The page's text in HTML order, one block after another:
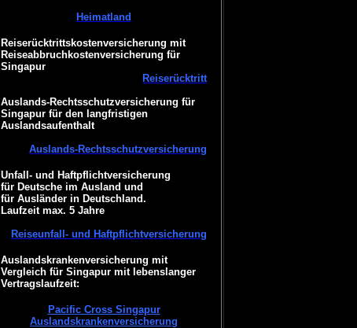
Heimatland
Reiserücktrittskostenversicherung mit
Reiseabbruchkostenversicherung für
Singapur
Reiserücktritt
Auslands-Rechtsschutzversicherung für
Singapur für den langfristigen
Auslandsaufenthalt
Auslands-Rechtsschutzversicherung
Unfall- und Haftpflichtversicherung
für Deutsche im Ausland und
für Ausländer in Deutschland.
Laufzeit max. 5 Jahre
Reiseunfall- und Haftpflichtversicherung
Auslandskrankenversicherung mit
Vergleich für Singapur mit lebenslanger
Vertragslaufzeit:
Pacific Cross Singapur
Auslandskrankenversicherung